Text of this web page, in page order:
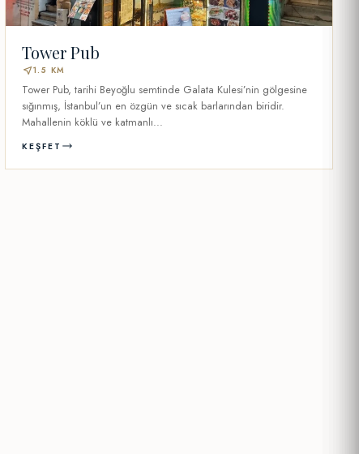
Tower Pub
near_me1.5 KM
Tower Pub, tarihi Beyoğlu semtinde Galata Kulesi’nin gölgesine
sığınmış, İstanbul’un en özgün ve sıcak barlarından biridir.
Mahallenin köklü ve katmanlı...
KEŞFET